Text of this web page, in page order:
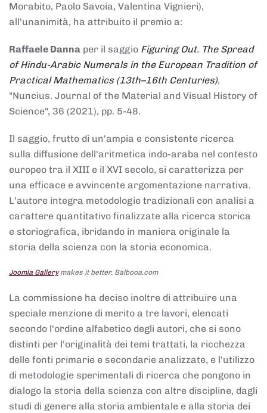
Morabito, Paolo Savoia, Valentina Vignieri),
all'unanimità, ha attribuito il premio a:
Raffaele Danna per il saggio Figuring Out. The Spread
of Hindu-Arabic Numerals in the European Tradition of
Practical Mathematics (13th–16th Centuries),
"Nuncius. Journal of the Material and Visual History of
Science", 36 (2021), pp. 5-48.
Il saggio, frutto di un'ampia e consistente ricerca
sulla diffusione dell'aritmetica indo-araba nel contesto
europeo tra il XIII e il XVI secolo, si caratterizza per
una efficace e avvincente argomentazione narrativa.
L'autore integra metodologie tradizionali con analisi a
carattere quantitativo finalizzate alla ricerca storica
e storiografica, ibridando in maniera originale la
storia della scienza con la storia economica.
Joomla Gallerymakes it better. Balbooa.com
La commissione ha deciso inoltre di attribuire una
speciale menzione di merito a tre lavori, elencati
secondo l'ordine alfabetico degli autori, che si sono
distinti per l'originalità dei temi trattati, la ricchezza
delle fonti primarie e secondarie analizzate, e l'utilizzo
di metodologie sperimentali di ricerca che pongono in
dialogo la storia della scienza con altre discipline, dagli
studi di genere alla storia ambientale e alla storia dei